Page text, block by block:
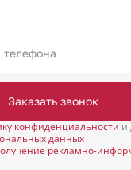
Заказать звонок
конфиденциальности и
данных
рекламно-